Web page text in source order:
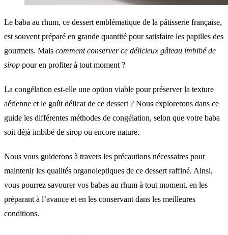
Le baba au rhum, ce dessert emblématique de la pâtisserie française,
est souvent préparé en grande quantité pour satisfaire les papilles des
gourmets. Mais comment conserver ce délicieux gâteau imbibé de
sirop pour en profiter à tout moment ?
La congélation est-elle une option viable pour préserver la texture
aérienne et le goût délicat de ce dessert ? Nous explorerons dans ce
guide les différentes méthodes de congélation, selon que votre baba
soit déjà imbibé de sirop ou encore nature.
Nous vous guiderons à travers les précautions nécessaires pour
maintenir les qualités organoleptiques de ce dessert raffiné. Ainsi,
vous pourrez savourer vos babas au rhum à tout moment, en les
préparant à l’avance et en les conservant dans les meilleures
conditions.